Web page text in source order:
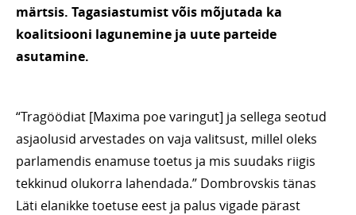
märtsis. Tagasiastumist võis mõjutada ka
koalitsiooni lagunemine ja uute parteide
asutamine.
“Tragöödiat [Maxima poe varingut] ja sellega seotud
asjaolusid arvestades on vaja valitsust, millel oleks
parlamendis enamuse toetus ja mis suudaks riigis
tekkinud olukorra lahendada.” Dombrovskis tänas
Läti elanikke toetuse eest ja palus vigade pärast